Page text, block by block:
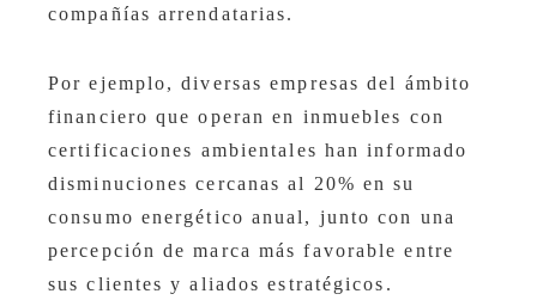
compañías arrendatarias.
Por ejemplo, diversas empresas del ámbito
financiero que operan en inmuebles con
certificaciones ambientales han informado
disminuciones cercanas al 20% en su
consumo energético anual, junto con una
percepción de marca más favorable entre
sus clientes y aliados estratégicos.